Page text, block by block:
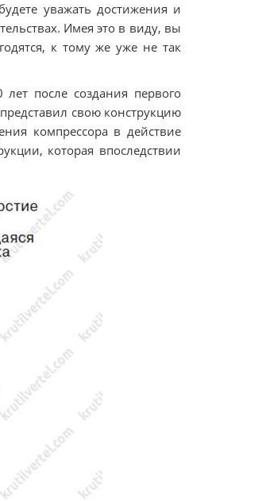
уважать достижения и
Имея это в виду, вы
к тому же уже не так
после создания первого
свою конструкцию
компрессора в действие
которая впоследствии